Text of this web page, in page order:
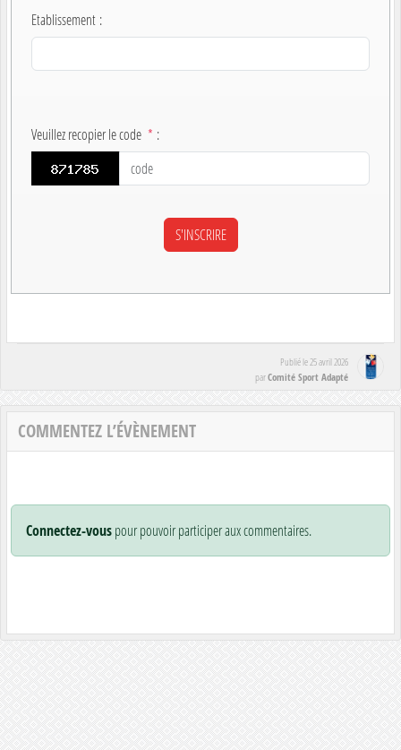
Etablissement :
Veuillez recopier le code * :
Publié le 25 avril 2026
parComité Sport Adapté
COMMENTEZ L’ÉVÈNEMENT
Connectez-vouspour pouvoir participer aux commentaires.